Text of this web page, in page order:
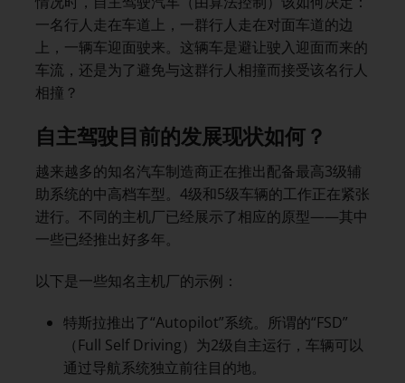
一名行人走在车道上，一群行人走在对面车道的边
上，一辆车迎面驶来。这辆车是避让驶入迎面而来的
车流，还是为了避免与这群行人相撞而接受该名行人
相撞？
自主驾驶目前的发展现状如何？
越来越多的知名汽车制造商正在推出配备最高3级辅
助系统的中高档车型。4级和5级车辆的工作正在紧张
进行。不同的主机厂已经展示了相应的原型——其中
一些已经推出好多年。
以下是一些知名主机厂的示例：
特斯拉推出了“Autopilot”系统。所谓的“FSD”
（Full Self Driving）为2级自主运行，车辆可以
通过导航系统独立前往目的地。